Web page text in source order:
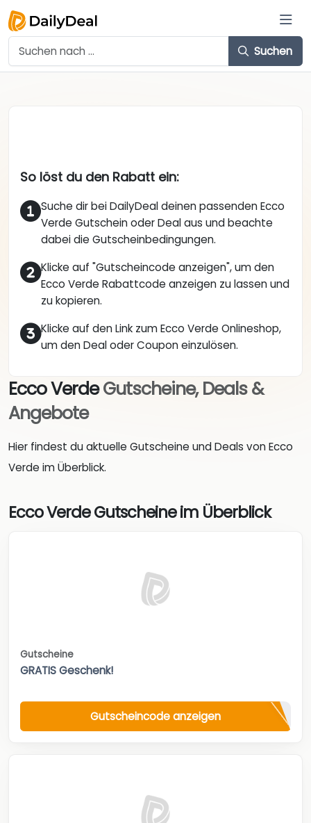
Suchen
So löst du den Rabatt ein:
Suche dir bei DailyDeal deinen passenden Ecco
Verde Gutschein oder Deal aus und beachte
dabei die Gutscheinbedingungen.
Klicke auf "Gutscheincode anzeigen", um den
Ecco Verde Rabattcode anzeigen zu lassen und
zu kopieren.
Klicke auf den Link zum Ecco Verde Onlineshop,
um den Deal oder Coupon einzulösen.
Ecco VerdeGutscheine, Deals &
Angebote
Hier findest du aktuelle Gutscheine und Deals von Ecco
Verde im Überblick.
Ecco Verde Gutscheine im Überblick
Gutscheine
GRATIS Geschenk!
Gutscheincode anzeigen